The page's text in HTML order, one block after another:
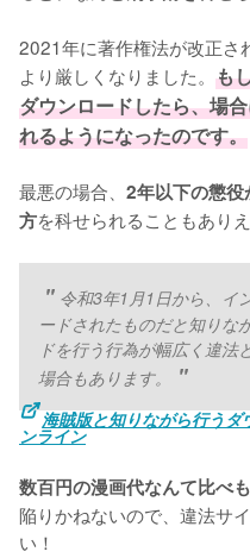
2021年に著作権法が改正さ
より厳しくなりました。 も
ダウンロードしたら、場
れるようになったのです。
最悪の場合、 2年以下の懲
方を科せられることもありえ
令和3年1月1日から、イ
ードされたものだと知りな
ドを行う行為が幅広く違法
場合もあります。
海賊版と知りながら行う
ンライン
数百円の漫画代なんて比べ
陥りかねないので、違法サ
い！